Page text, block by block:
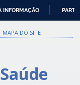
INFORMAÇÃO
MAPA DO SITE